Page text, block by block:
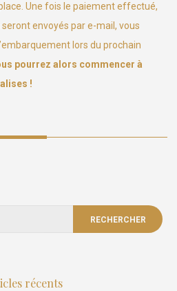
Une fois le paiement effectué,
envoyés par e-mail, vous
lors du prochain
pourrez alors commencer à
!
Rechercher :
récents